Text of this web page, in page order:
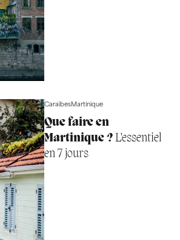
CaraïbesMartinique
Que faire en
Martinique ?L’essentiel
en 7 jours